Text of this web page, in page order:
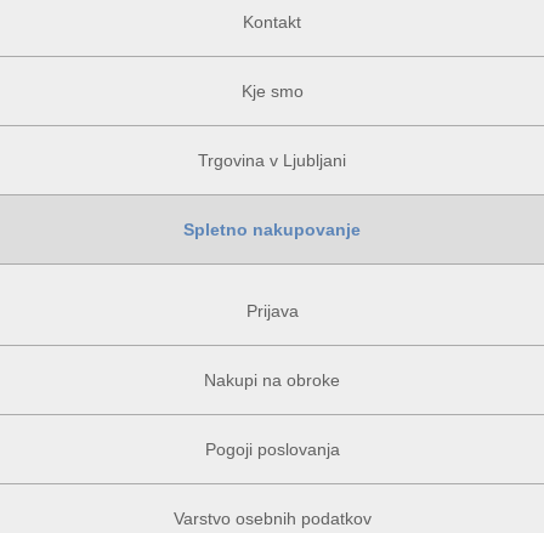
Kontakt
Kje smo
Trgovina v Ljubljani
Spletno nakupovanje
Prijava
Nakupi na obroke
Pogoji poslovanja
Varstvo osebnih podatkov